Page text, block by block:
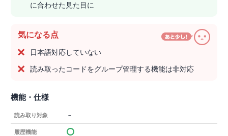
に合わせた見た目に
気になる点
日本語対応していない
読み取ったコードをグループ管理する機能は非対応
機能・仕様
読み取り対象 －
履歴機能